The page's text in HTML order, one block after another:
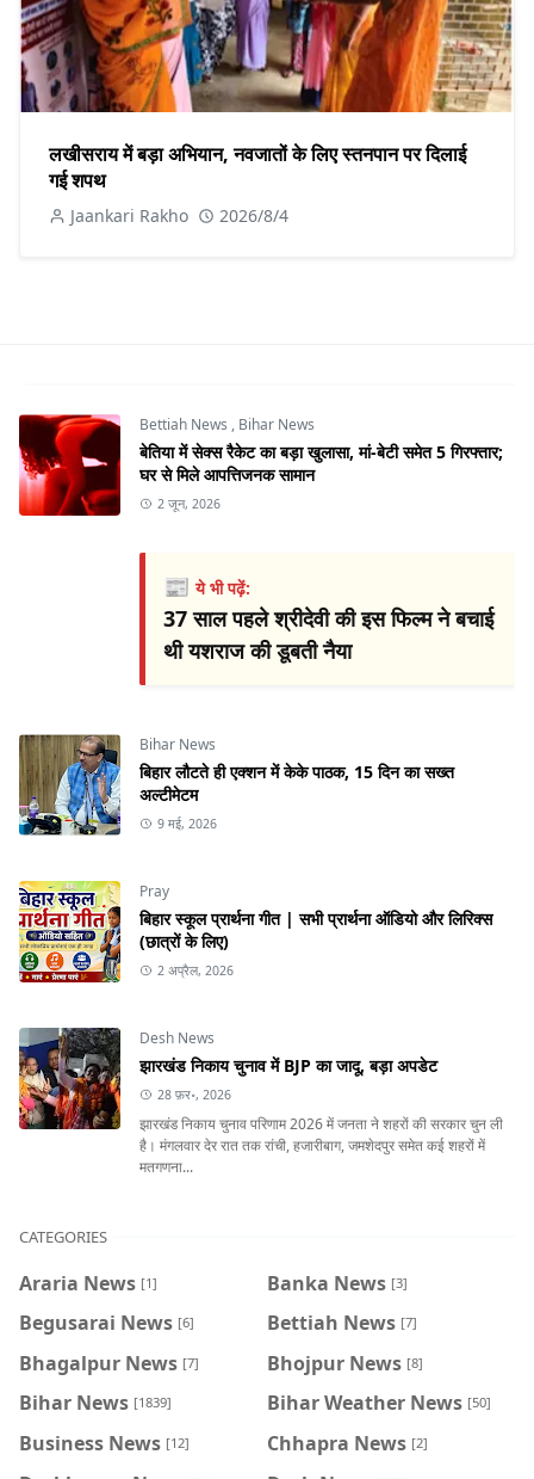
लखीसराय में बड़ा अभियान, नवजातों के लिए स्तनपान पर दिलाई
गई शपथ
Jaankari Rakho 2026/8/4
Bettiah News , Bihar News
बेतिया में सेक्स रैकेट का बड़ा खुलासा, मां-बेटी समेत 5 गिरफ्तार;
घर से मिले आपत्तिजनक सामान
2 जून, 2026
📰ये भी पढ़ें:
37 साल पहले श्रीदेवी की इस फिल्म ने बचाई
थी यशराज की डूबती नैया
Bihar News
बिहार लौटते ही एक्शन में केके पाठक, 15 दिन का सख्त
अल्टीमेटम
9 मई, 2026
Pray
बिहार स्कूल प्रार्थना गीत | सभी प्रार्थना ऑडियो और लिरिक्स
(छात्रों के लिए)
2 अप्रैल, 2026
Desh News
झारखंड निकाय चुनाव में BJP का जादू, बड़ा अपडेट
28 फ़र॰, 2026
झारखंड निकाय चुनाव परिणाम 2026 में जनता ने शहरों की सरकार चुन ली
है। मंगलवार देर रात तक रांची, हजारीबाग, जमशेदपुर समेत कई शहरों में
मतगणना...
CATEGORIES
Araria News [1] Banka News [3]
Begusarai News [6] Bettiah News [7]
Bhagalpur News [7] Bhojpur News [8]
Bihar News [1839] Bihar Weather News [50]
Business News [12] Chhapra News [2]